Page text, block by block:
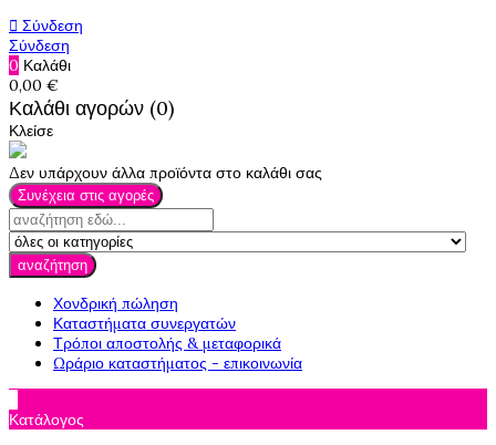
 Σύνδεση
Σύνδεση
0 Καλάθι
0,00 €
Καλάθι αγορών (0)
Κλείσε
Δεν υπάρχουν άλλα προϊόντα στο καλάθι σας
Συνέχεια στις αγορές
αναζήτηση
Χονδρική πώληση
Καταστήματα συνεργατών
Τρόποι αποστολής & μεταφορικά
Ωράριο καταστήματος - επικοινωνία
Κατάλογος